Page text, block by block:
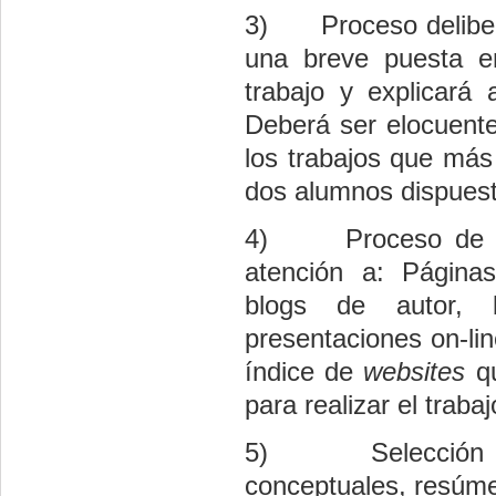
3)
Proceso
una breve puesta
trabajo y explicará
Deberá ser
los trabajos que
dos alumnos
4)
Proceso
atención a:
blogs de autor,
presentaciones o­n-
índice de websites
para realizar el
5)
conceptuales,